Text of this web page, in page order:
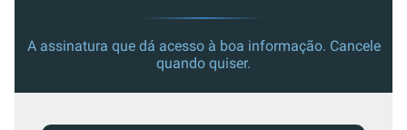
A assinatura que dá acesso à boa informação. Cancele
quando quiser.